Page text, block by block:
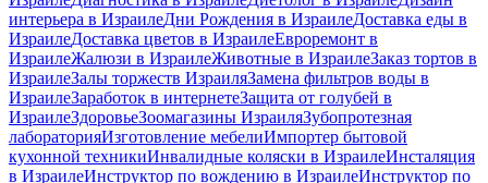
интерьера в ИзраилеДни Рождения в ИзраилеДоставка еды в
ИзраилеДоставка цветов в ИзраилеЕвроремонт в
ИзраилеЖалюзи в ИзраилеЖивотные в ИзраилеЗаказ тортов в
ИзраилеЗалы торжеств ИзраиляЗамена фильтров воды в
ИзраилеЗаработок в интернетеЗащита от голубей в
ИзраилеЗдоровьеЗоомагазины ИзраиляЗубопротезная
лабораторияИзготовление мебелиИмпортер бытовой
кухонной техникиИнвалидные коляски в ИзраилеИнсталяция
в ИзраилеИнструктор по вождению в ИзраилеИнструктор по